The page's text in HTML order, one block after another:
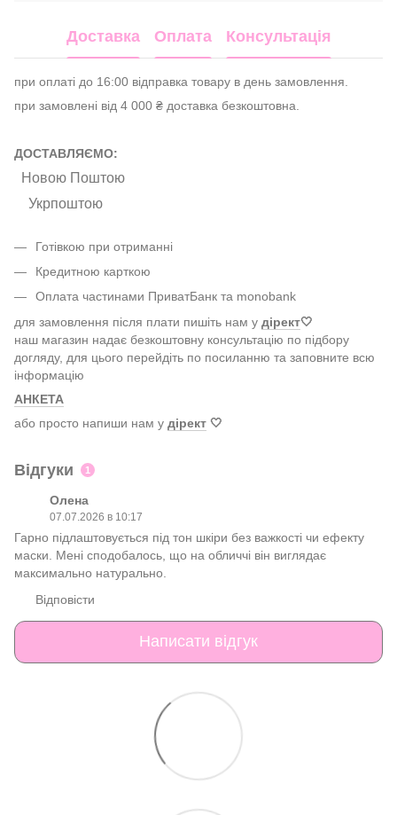
Доставка Оплата Консультація
при оплаті до 16:00 відправка товару в день замовлення.
при замовлені від 4 000 ₴ доставка безкоштовна.
ДОСТАВЛЯЄМО:
Новою Поштою
Укрпоштою
Готівкою при отриманні
Кредитною карткою
Оплата частинами ПриватБанк та monobank
для замовлення після плати пишіть нам у дірект🤍
наш магазин надає безкоштовну консультацію по підбору
догляду, для цього перейдіть по посиланню та заповните всю
інформацію
АНКЕТА
або просто напиши нам у дірект 🤍
Відгуки 1
Олена
07.07.2026 в 10:17
Гарно підлаштовується під тон шкіри без важкості чи ефекту
маски. Мені сподобалось, що на обличчі він виглядає
максимально натурально.
Відповісти
Написати відгук